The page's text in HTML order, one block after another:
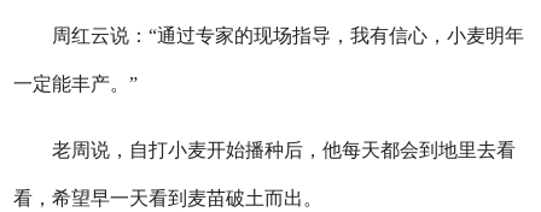
周红云说：“通过专家的现场指导，我有信心，小麦明年
一定能丰产。”
老周说，自打小麦开始播种后，他每天都会到地里去看
看，希望早一天看到麦苗破土而出。